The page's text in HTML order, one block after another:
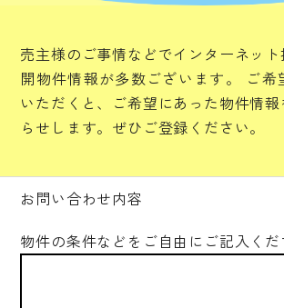
売主様のご事情などでインターネッ
開物件情報が多数ございます。
ご希
いただくと、ご希望にあった物件情
らせします。ぜひご登録ください。
お問い合わせ内容
物件の条件などをご自由にご記入くだ